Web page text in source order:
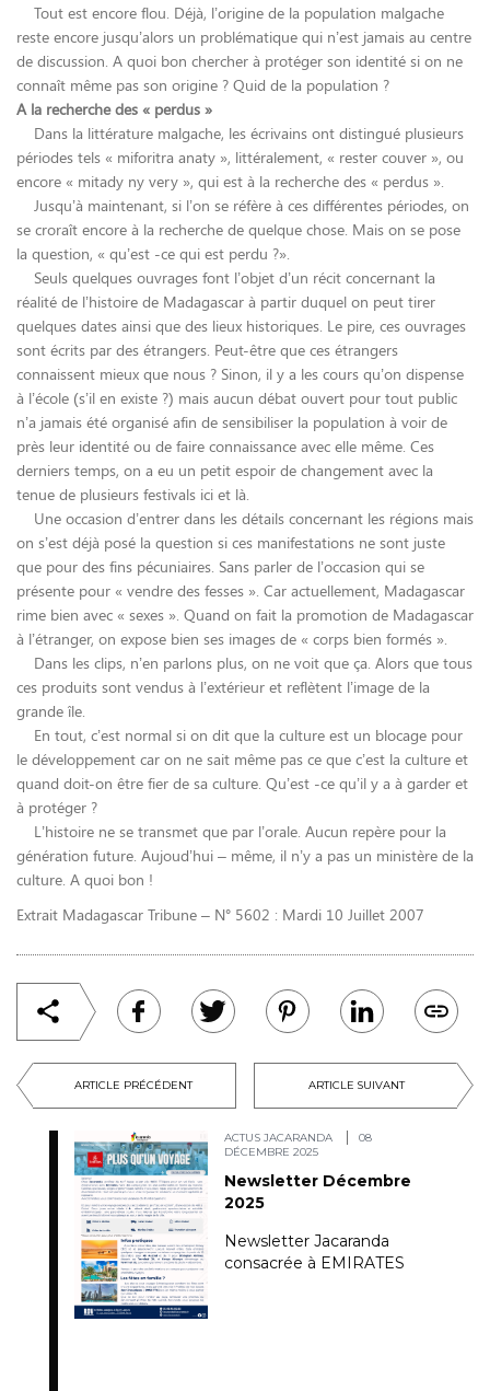
ARTICLE PRÉCÉDENT ARTICLE SUIVANT
ACTUS JACARANDA
08
DÉCEMBRE 2025
Newsletter Décembre
2025
Newsletter Jacaranda
consacrée à EMIRATES
Tout est encore flou. Déjà, l’origine de la population malgache
reste encore jusqu’alors un problématique qui n’est jamais au centre
de discussion. A quoi bon chercher à protéger son identité si on ne
connaît même pas son origine ? Quid de la population ?
A la recherche des « perdus »
Dans la littérature malgache, les écrivains ont distingué plusieurs
périodes tels « miforitra anaty », littéralement, « rester couver », ou
encore « mitady ny very », qui est à la recherche des « perdus ».
Jusqu’à maintenant, si l’on se réfère à ces différentes périodes, on
se croraît encore à la recherche de quelque chose. Mais on se pose
la question, « qu’est -ce qui est perdu ?».
Seuls quelques ouvrages font l’objet d’un récit concernant la
réalité de l’histoire de Madagascar à partir duquel on peut tirer
quelques dates ainsi que des lieux historiques. Le pire, ces ouvrages
sont écrits par des étrangers. Peut-être que ces étrangers
connaissent mieux que nous ? Sinon, il y a les cours qu’on dispense
à l’école (s’il en existe ?) mais aucun débat ouvert pour tout public
n’a jamais été organisé afin de sensibiliser la population à voir de
près leur identité ou de faire connaissance avec elle même. Ces
derniers temps, on a eu un petit espoir de changement avec la
tenue de plusieurs festivals ici et là.
Une occasion d’entrer dans les détails concernant les régions mais
on s’est déjà posé la question si ces manifestations ne sont juste
que pour des fins pécuniaires. Sans parler de l’occasion qui se
présente pour « vendre des fesses ». Car actuellement, Madagascar
rime bien avec « sexes ». Quand on fait la promotion de Madagascar
à l’étranger, on expose bien ses images de « corps bien formés ».
Dans les clips, n’en parlons plus, on ne voit que ça. Alors que tous
ces produits sont vendus à l’extérieur et reflètent l’image de la
grande île.
En tout, c’est normal si on dit que la culture est un blocage pour
le développement car on ne sait même pas ce que c’est la culture et
quand doit-on être fier de sa culture. Qu’est -ce qu’il y a à garder et
à protéger ?
L’histoire ne se transmet que par l’orale. Aucun repère pour la
génération future. Aujoud’hui – même, il n’y a pas un ministère de la
culture. A quoi bon !
Extrait Madagascar Tribune – N° 5602 : Mardi 10 Juillet 2007